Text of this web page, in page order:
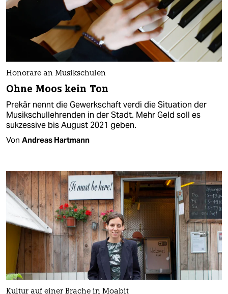
Honorare an Musikschulen
Ohne Moos kein Ton
Prekär nennt die Gewerkschaft verdi die Situation der
Musikschullehrenden in der Stadt. Mehr Geld soll es
sukzessive bis August 2021 geben.
Von Andreas Hartmann
Kultur auf einer Brache in Moabit